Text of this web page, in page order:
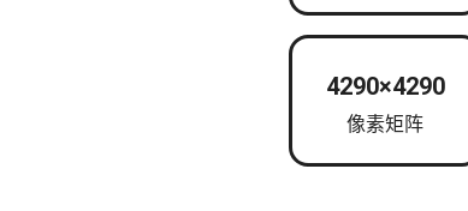
4290×4290
像素矩阵